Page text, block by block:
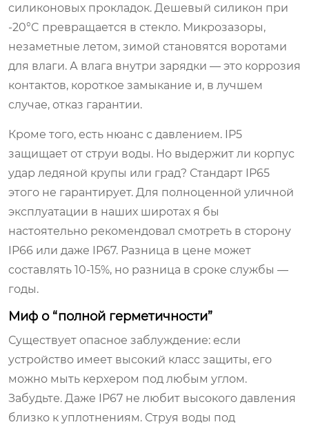
силиконовых прокладок. Дешевый силикон при
-20°C превращается в стекло. Микрозазоры,
незаметные летом, зимой становятся воротами
для влаги. А влага внутри зарядки — это коррозия
контактов, короткое замыкание и, в лучшем
случае, отказ гарантии.
Кроме того, есть нюанс с давлением. IP5
защищает от струи воды. Но выдержит ли корпус
удар ледяной крупы или град? Стандарт IP65
этого не гарантирует. Для полноценной уличной
эксплуатации в наших широтах я бы
настоятельно рекомендовал смотреть в сторону
IP66 или даже IP67. Разница в цене может
составлять 10-15%, но разница в сроке службы —
годы.
Миф о “полной герметичности”
Существует опасное заблуждение: если
устройство имеет высокий класс защиты, его
можно мыть керхером под любым углом.
Забудьте. Даже IP67 не любит высокого давления
близко к уплотнениям. Струя воды под